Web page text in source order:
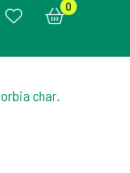
0
char.